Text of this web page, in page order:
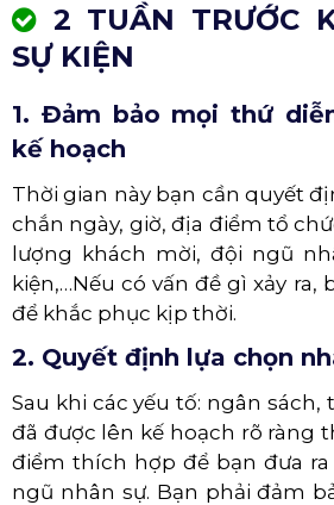
2 TUẦN TRƯỚC
SỰ KIỆN
1. Đảm bảo mọi thứ
kế hoạch
Thời gian này bạn cần quyết
chắn ngày, giờ, địa điểm tổ
lượng khách mời, đội ngũ
kiện,…Nếu có vấn đề gì xảy ra,
để khắc phục kịp thời.
2. Quyết định lựa chọn
Sau khi các yếu tố: ngân sách,
đã được lên kế hoạch rõ ràng
điểm thích hợp để bạn đưa
ngũ nhân sự. Bạn phải đảm